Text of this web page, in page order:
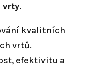
vrty.
kvalitních
vrtů.
efektivitu a